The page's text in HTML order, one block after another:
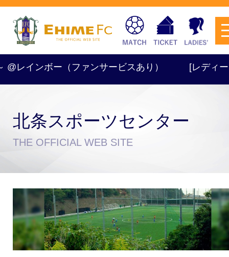
試合日程・結果 アクセス
クラブ・会社情報 レディース
チケットを購入
インボー（ファンサービスあり） [レディース
北条スポーツセンター
THE OFFICIAL WEB SITE